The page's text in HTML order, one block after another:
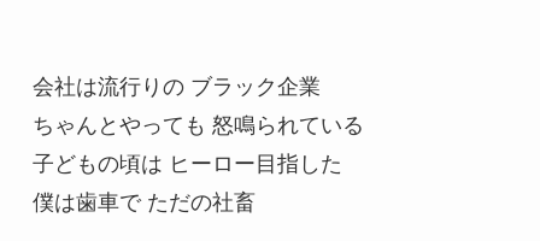
会社は流行りの ブラック企業
ちゃんとやっても 怒鳴られている
子どもの頃は ヒーロー目指した
僕は歯車で ただの社畜